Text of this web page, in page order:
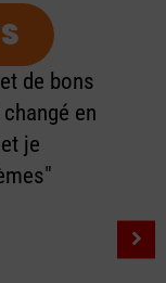
de bons
en
je